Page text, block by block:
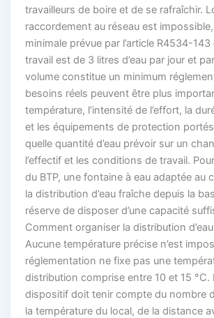
travailleurs de boire et de se rafraîchir.
raccordement au réseau est
minimale prévue par l’article R4534-
travail est de 3 litres d’eau par jour et
volume constitue un minimum
besoins réels peuvent être plus
température, l’intensité de l’effort, la
et les équipements de protection
quelle quantité d’eau prévoir sur un
l’effectif et les conditions de travail.
du BTP, une fontaine à eau adaptée au
la distribution d’eau fraîche depuis la
réserve de disposer d’une capacité
Comment organiser la distribution
Aucune température précise n’est
réglementation ne fixe pas une
distribution comprise entre 10 et 15 °C.
dispositif doit tenir compte du nombre
la température du local, de la distance